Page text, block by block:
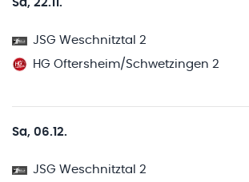
Sa, 22.11.
JSG Weschnitztal 2
HG Oftersheim/Schwetzingen 2
Sa, 06.12.
JSG Weschnitztal 2